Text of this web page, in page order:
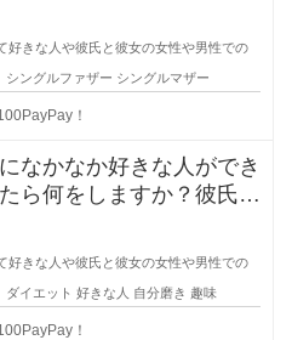
でしょうか
好きな人や彼氏と彼女の女性や男性での
シングルファザー シングルマザー
！
なかなか好きな人ができ
ら何をしますか？彼氏が
と思ってい
好きな人や彼氏と彼女の女性や男性での
ダイエット 好きな人 自分磨き 趣味
！